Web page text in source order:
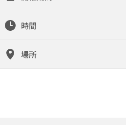
時間
場所